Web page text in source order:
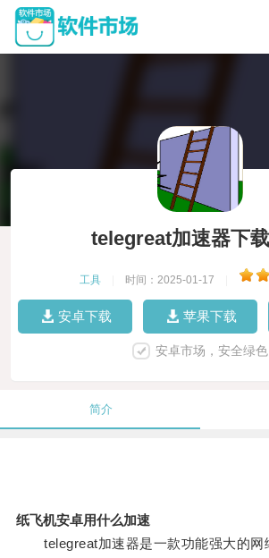
telegreat加速器下
工具 时间：2025-01-17
安卓下载 苹果下载
安卓市场，安全绿色
简介
纸飞机安卓用什么加速
telegreat加速器是一款功能强大的网